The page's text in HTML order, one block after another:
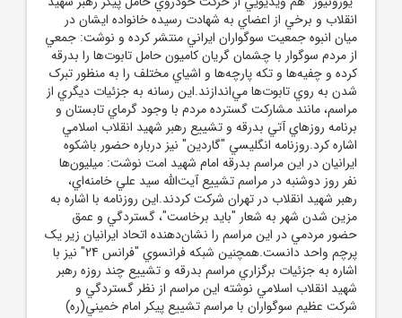
انقلاب و برخي از اعضاي به شهادت رسيده خانواده ايشان در
ميان انبوه جمعيت سوگواران ايراني منتشر کرده و نوشت: جمعي
از مردم سوگوار با چشمان گريان کاميون حامل تابوت‌ها را بدرقه
کرده و چفيه‌ها و تکه پارچه‌ها و اشياي مختلف را به منظور تبرک
شدن به روي تابوت‌ها مي‌اندازند.اين رسانه به جزئيات ديگري از
مراسم، مانند مشارکت گسترده مردم با وجود گرماي تابستان و
برنامه روزهاي آتي بدرقه و تشييع رهبر شهيد انقلاب اسلامي
اشاره کرد.روزنامه انگليسي "گاردين" نيز درباره حضور باشکوه
ايرانيان در اين مراسم بدرقه امام شهيد امت نوشت: ميليون‌ها
نفر روز دوشنبه در مراسم تشييع آيت‌الله سيد علي خامنه‌اي،
رهبر شهيد انقلاب در تهران شرکت کردند.اين روزنامه با اشاره به
مزين شدن شهر به شعار "بايد برخاست"، گستردگي و عمق
حضور مردمي در اين مراسم را نشان‌دهنده اتحاد ايرانيان زير يک
پرچم واحد دانست.همچنين شبکه فرانسوي "فرانس 24" نيز با
اشاره به جزئيات برگزاري مراسم بدرقه و تشييع چند روزه رهبر
شهيد انقلاب اسلامي نوشته اين مراسم از نظر گستردگي و
شرکت عظيم سوگواران با مراسم تشييع پيکر امام خميني(ره)